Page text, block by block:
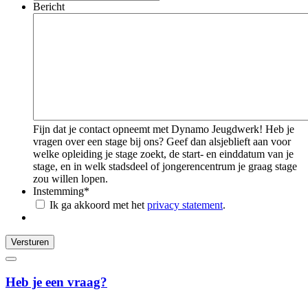
Bericht
Fijn dat je contact opneemt met Dynamo Jeugdwerk! Heb je
vragen over een stage bij ons? Geef dan alsjeblieft aan voor
welke opleiding je stage zoekt, de start- en einddatum van je
stage, en in welk stadsdeel of jongerencentrum je graag stage
zou willen lopen.
Instemming*
Ik ga akkoord met het privacy statement.
Versturen
Heb je een vraag?